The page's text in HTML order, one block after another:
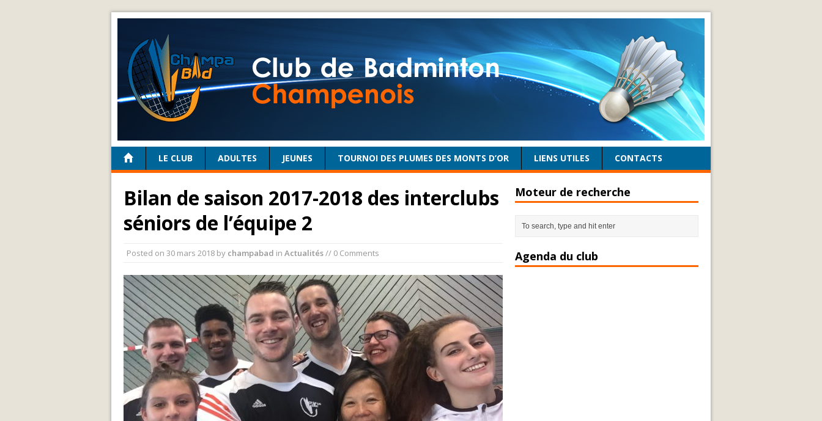
LE CLUB ADULTES JEUNES TOURNOI DES PLUMES DES MONTS D’OR LIENS UTILES CONTACTS
Bilan de saison 2017-2018 des interclubs
séniors de l’équipe 2
Posted on 30 mars 2018 by champabad in Actualités// 0 Comments
Moteur de recherche
Agenda du club